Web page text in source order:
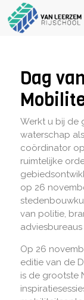
Dag
Werkt u bij de
waterschap
coördinator
ruimtelijke
op 26
van politie,
Op 26
editie van de
is de grootste